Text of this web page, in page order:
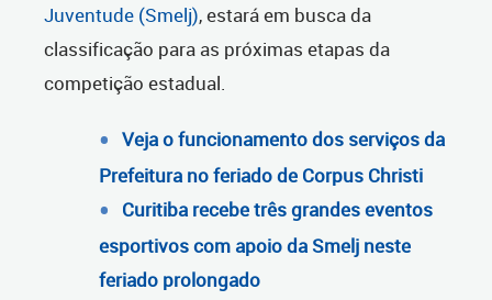
Juventude (Smelj), estará em busca da
classificação para as próximas etapas da
competição estadual.
Veja o funcionamento dos serviços da
Prefeitura no feriado de Corpus Christi
Curitiba recebe três grandes eventos
esportivos com apoio da Smelj neste
feriado prolongado